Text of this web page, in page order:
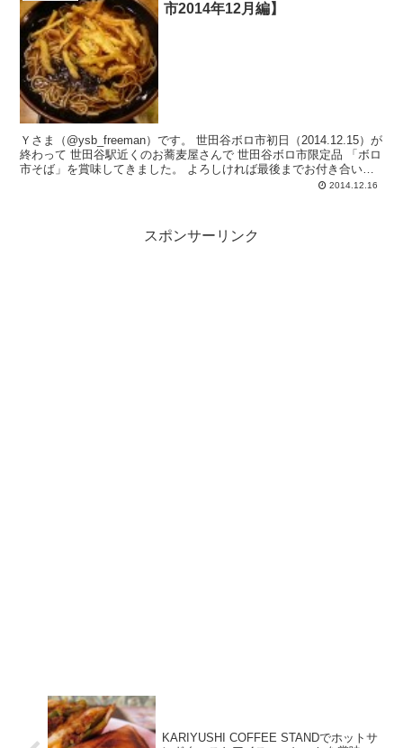
市2014年12月編】
Ｙさま（@ysb_freeman）です。 世田谷ボロ市初日（2014.12.15）が
終わって 世田谷駅近くのお蕎麦屋さんで 世田谷ボロ市限定品 「ボロ
市そば」を賞味してきました。 よろしければ最後までお付き合い下
2014.12.16
スポンサーリンク
KARIYUSHI COFFEE STANDでホットサ